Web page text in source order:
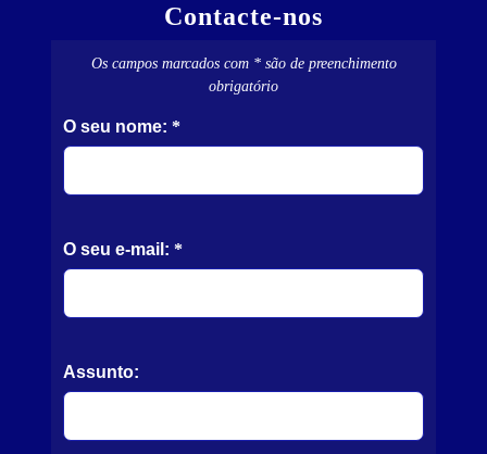
Contacte-nos
Os campos marcados com * são de preenchimento
obrigatório
O seu nome: *
O seu e-mail: *
Assunto: